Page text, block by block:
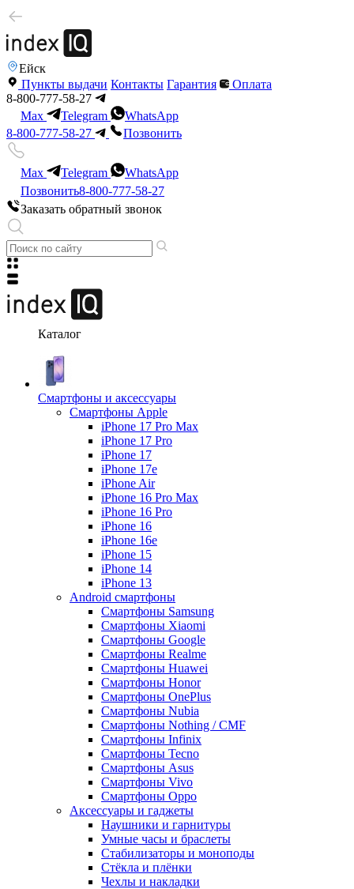
Ейск
Пункты выдачи Контакты Гарантия
Оплата
8-800-777-58-27
Max
Telegram
WhatsApp
8-800-777-58-27
Позвонить
Max Telegram
WhatsApp
Позвонить8-800-777-58-27
Заказать обратный звонок
Каталог
Смартфоны и аксессуары
Смартфоны Apple
iPhone 17 Pro Max
iPhone 17 Pro
iPhone 17
iPhone 17e
iPhone Air
iPhone 16 Pro Max
iPhone 16 Pro
iPhone 16
iPhone 16e
iPhone 15
iPhone 14
iPhone 13
Android cмартфоны
Смартфоны Samsung
Смартфоны Xiaomi
Смартфоны Google
Смартфоны Realme
Смартфоны Huawei
Смартфоны Honor
Смартфоны OnePlus
Смартфоны Nubia
Смартфоны Nothing / CMF
Смартфоны Infinix
Смартфоны Tecno
Смартфоны Asus
Смартфоны Vivo
Смартфоны Oppo
Аксессуары и гаджеты
Наушники и гарнитуры
Умные часы и браслеты
Стабилизаторы и моноподы
Стёкла и плёнки
Чехлы и накладки